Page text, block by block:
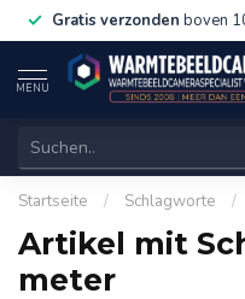
Gratis verzonden boven
MENU
Startseite / Schlagworte /
Artikel mit
meter